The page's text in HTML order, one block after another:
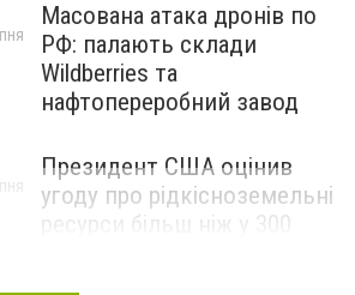
Масована атака дронів по
РФ: палають склади
Wildberries та
нафтопереробний завод
Президент США оцінив
угоду про рідкісноземельні
ресурси більш ніж у 300